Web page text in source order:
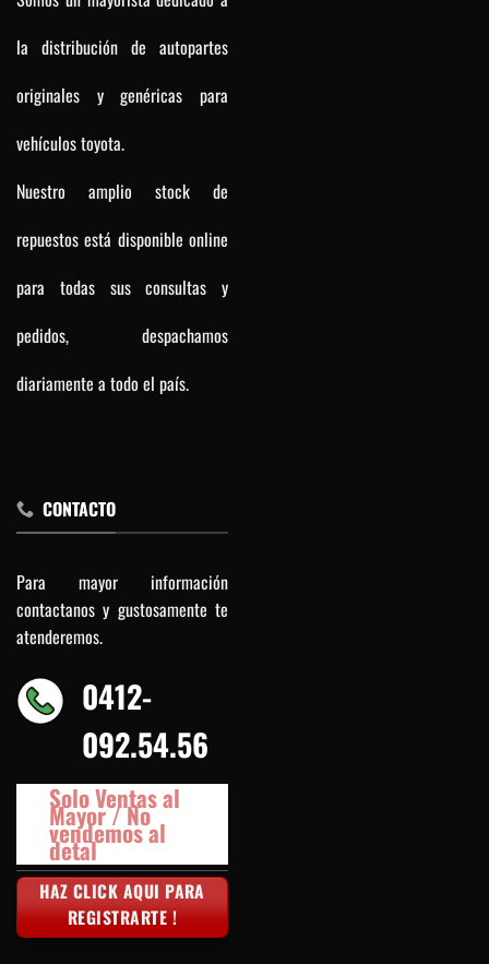
la distribución de autopartes
originales y genéricas para
vehículos toyota.
Nuestro amplio stock de
repuestos está disponible online
para todas sus consultas y
pedidos, despachamos
diariamente a todo el país.
CONTACTO
Para mayor información
contactanos y gustosamente te
atenderemos.
0412-
092.54.56
Solo Ventas al
Mayor / No
vendemos al
detal
HAZ CLICK AQUI PARA
REGISTRARTE !